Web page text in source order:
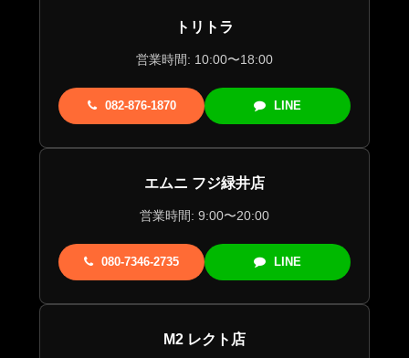
トリトラ
営業時間: 10:00〜18:00
082-876-1870 LINE
エムニ フジ緑井店
営業時間: 9:00〜20:00
080-7346-2735 LINE
M2 レクト店